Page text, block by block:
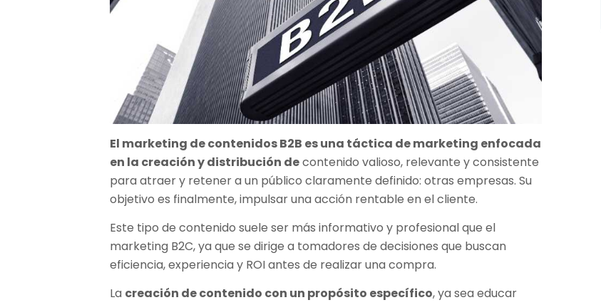
El marketing de contenidos B2B es una táctica de marketing enfocada
en la creación y distribución decontenido valioso, relevante y consistente
para atraer y retener a un público claramente definido: otras empresas. Su
objetivo es finalmente, impulsar una acción rentable en el cliente.
Este tipo de contenido suele ser más informativo y profesional que el
marketing B2C, ya que se dirige a tomadores de decisiones que buscan
eficiencia, experiencia y ROI antes de realizar una compra.
La creación de contenido con un propósito específico, ya sea educar